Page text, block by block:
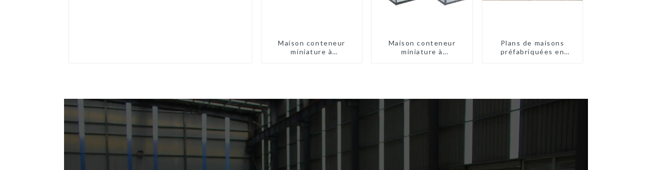
Maison conteneur
miniature à
Maison conteneur
miniature à
Plans de maisons
préfabriquées en